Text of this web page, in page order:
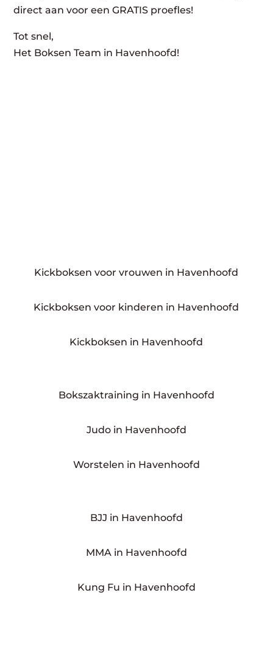
direct aan voor een GRATIS proefles!
Tot snel,
Het Boksen Team in Havenhoofd!
Kickboksen voor vrouwen in Havenhoofd
Kickboksen voor kinderen in Havenhoofd
Kickboksen in Havenhoofd
Bokszaktraining in Havenhoofd
Judo in Havenhoofd
Worstelen in Havenhoofd
BJJ in Havenhoofd
MMA in Havenhoofd
Kung Fu in Havenhoofd